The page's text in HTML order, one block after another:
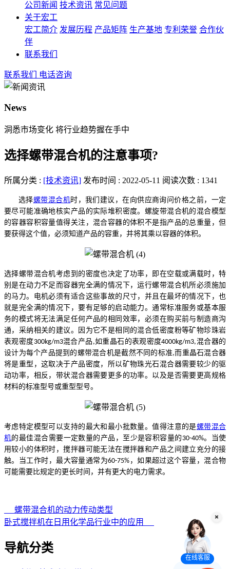
公司新闻 技术资讯 常见问题
关于宏工
宏工简介 发展历程 产品矩阵 生产基地 专利荣誉 合作伙
伴
联系我们
联系我们 电话咨询
News
洞悉市场变化 将行业趋势握在手中
选择螺带混合机的注意事项?
所属分类 : [技术资讯] 发布时间 : 2022-05-11 阅读次数 : 1341
选择螺带混合机时，我们建议，在向供应商询问价格之前，一定
要尽可能准确地核实产品的实际堆积密度。螺旋带混合机的混合模型
的容器容积容量值得关注，混合容器的体积不是指产品的总重量，但
要获得这个值，必须知道产品的容重，并将其乘以容器的体积。
选择螺带混合机考虑到的密度也决定了功率，即在空载或满载时，特
别是在动力不足而容器完全满的情况下，运行螺带混合机所必须施加
的马力。电机必须有适合这些事故的尺寸，并且在最坏的情况下，也
就是完全满的情况下，要有足够的启动能力。通常标准服务或基本服
务的模式将无法满足任何产品的相同效率，必须在购买前与制造商沟
通，采纳相关的建议。因为它不是相同的混合低密度粉等矿物珍珠岩
表观密度300kg/m3混合产品 ,如重晶石的表观密度4000kg/m3, 混合器的
设计为每个产品提到的螺带混合机是截然不同的标准,而重晶石混合器
将是重型，这取决于产品密度，所以矿物珠光石混合器需要较少的驱
动功率，相反，带状混合器需要更多的功率。以及是否需要更高规格
材料的标准型号或重型型号。
考虑特定模型可以支持的最大和最小批数量。值得注意的是螺带混合
机的最佳混合需要一定数量的产品，至少是容积容量的 30-40%。当使
用较小的体积时，搅拌器可能无法在搅拌器和产品之间建立充分的接
触。当工作时，最大容量通常为60-75% ，如果超过这个容量，混合物
可能需要比规定的更长时间，并有更大的电力需求。
螺带混合机的动力传动类型
卧式搅拌机在日用化学品行业中的应用
导航分类
在线客服